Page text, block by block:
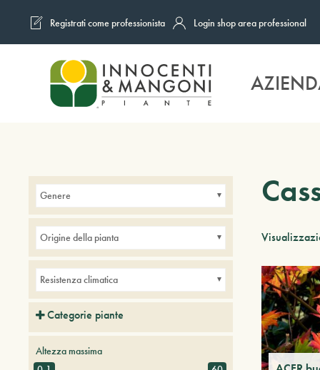
Skip to main content
Registrati come professionista Login shop area professional
Genere
Origine della pianta
Resistenza climatica
Categorie piante
Alberi e arbusti a foglia caduca
Altezza massima